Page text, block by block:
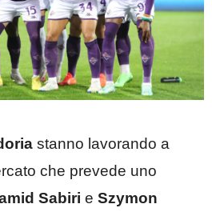
stanno lavorando a
che prevede uno
Sabiri e Szymon